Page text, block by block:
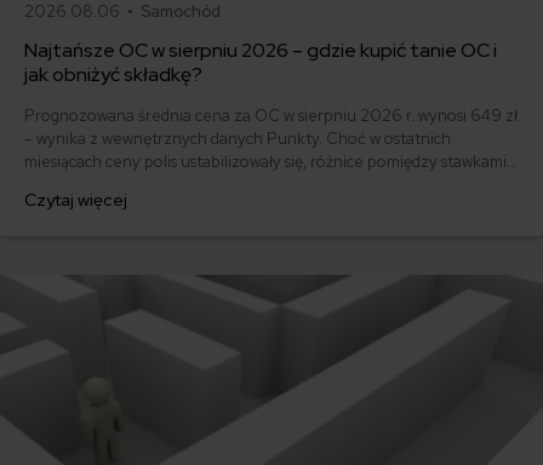
2026.08.06 • Samochód
Najtańsze OC w sierpniu 2026 – gdzie kupić tanie OC i
jak obniżyć składkę?
Prognozowana średnia cena za OC w sierpniu 2026 r. wynosi 649 zł
– wynika z wewnętrznych danych Punkty. Choć w ostatnich
miesiącach ceny polis ustabilizowały się, różnice pomiędzy stawkami
500 zł, inni – powyżej 1500 zł. Gdzie znaleźć najtańsze OC w Polsce
Czytaj więcej